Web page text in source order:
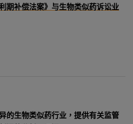
期补偿法案》与生物类似药诉讼业
的生物类似药行业，提供有关监管